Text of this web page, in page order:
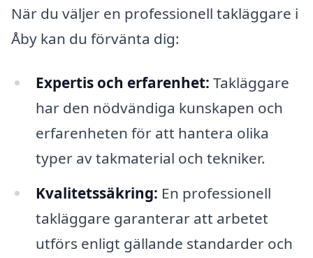
När du väljer en professionell takläggare i
Åby kan du förvänta dig:
Expertis och erfarenhet: Takläggare
har den nödvändiga kunskapen och
erfarenheten för att hantera olika
typer av takmaterial och tekniker.
Kvalitetssäkring: En professionell
takläggare garanterar att arbetet
utförs enligt gällande standarder och